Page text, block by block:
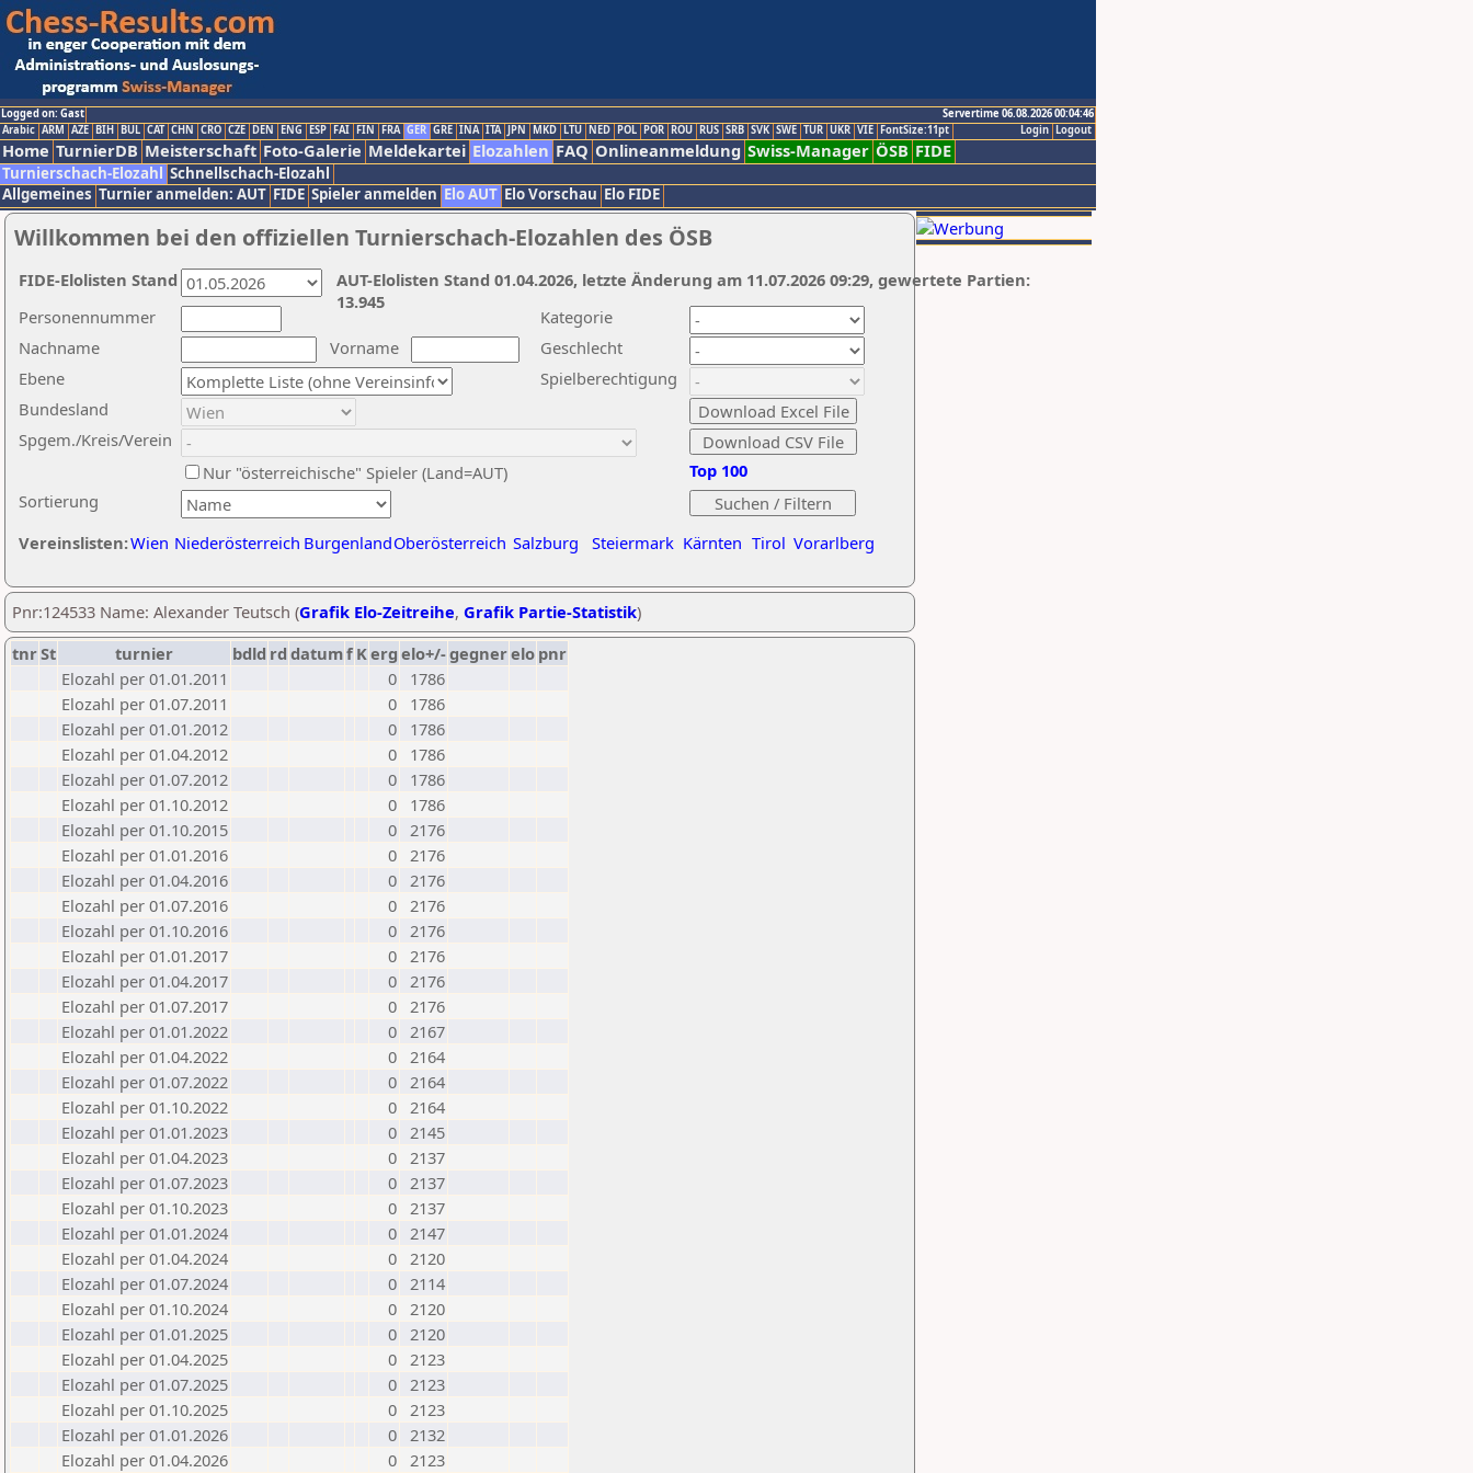
Logged on: Gast
Servertime 06.08.2026 00:04:46
Logout
Login
Arabic ARM AZE BIH BUL CAT CHN CRO CZE DEN ENG ESP FAI FIN FRA GER GRE INA ITA JPN MKD LTU NED POL POR ROU RUS SRB SVK SWE TUR UKR VIE FontSize:11pt
Home TurnierDB Meisterschaft Foto-Galerie Meldekartei Elozahlen FAQ Onlineanmeldung Swiss-Manager ÖSB FIDE
Turnierschach-Elozahl Schnellschach-Elozahl
Allgemeines Turnier anmelden: AUT FIDE Spieler anmelden Elo AUT Elo Vorschau Elo FIDE
Willkommen bei den offiziellen Turnierschach-Elozahlen des ÖSB
Nachname
Vorname
Ebene
Kategorie
Sortierung
Personennummer
Bundesland
Spgem./Kreis/Verein
Geschlecht
Nur "österreichische" Spieler (Land=AUT)
Spielberechtigung
Vereinslisten:Wien Niederösterreich BurgenlandOberösterreich Salzburg Steiermark Kärnten Tirol Vorarlberg
Top 100
AUT-Elolisten Stand 01.04.2026, letzte Änderung am 11.07.2026 09:29, gewertete Partien:
13.945
FIDE-Elolisten Stand
Pnr:124533 Name: Alexander Teutsch (Grafik Elo-Zeitreihe, Grafik Partie-Statistik)
tnrSt turnier bdld rd datumf Kerg elo+/-gegnerelo pnr
Elozahl per 01.01.2011
0
1786
Elozahl per 01.07.2011
0
1786
Elozahl per 01.01.2012
0
1786
Elozahl per 01.04.2012
0
1786
Elozahl per 01.07.2012
0
1786
Elozahl per 01.10.2012
0
1786
Elozahl per 01.10.2015
0 2176
Elozahl per 01.01.2016
0 2176
Elozahl per 01.04.2016
0 2176
Elozahl per 01.07.2016
0 2176
Elozahl per 01.10.2016
0 2176
Elozahl per 01.01.2017
0 2176
Elozahl per 01.04.2017
0 2176
Elozahl per 01.07.2017
0 2176
Elozahl per 01.01.2022
0 2167
Elozahl per 01.04.2022
0 2164
Elozahl per 01.07.2022
0 2164
Elozahl per 01.10.2022
0 2164
Elozahl per 01.01.2023
0 2145
Elozahl per 01.04.2023
0 2137
Elozahl per 01.07.2023
0 2137
Elozahl per 01.10.2023
0 2137
Elozahl per 01.01.2024
0 2147
Elozahl per 01.04.2024
0 2120
Elozahl per 01.07.2024
0 2114
Elozahl per 01.10.2024
0 2120
Elozahl per 01.01.2025
0 2120
Elozahl per 01.04.2025
0 2123
Elozahl per 01.07.2025
0 2123
Elozahl per 01.10.2025
0 2123
Elozahl per 01.01.2026
0 2132
Elozahl per 01.04.2026
0 2123